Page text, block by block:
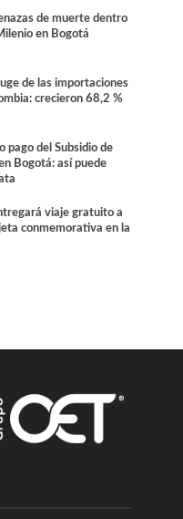
de muerte dentro
en Bogotá
de las importaciones
crecieron 68,2 %
pago del Subsidio de
Bogotá: así puede
viaje gratuito a
conmemorativa en la